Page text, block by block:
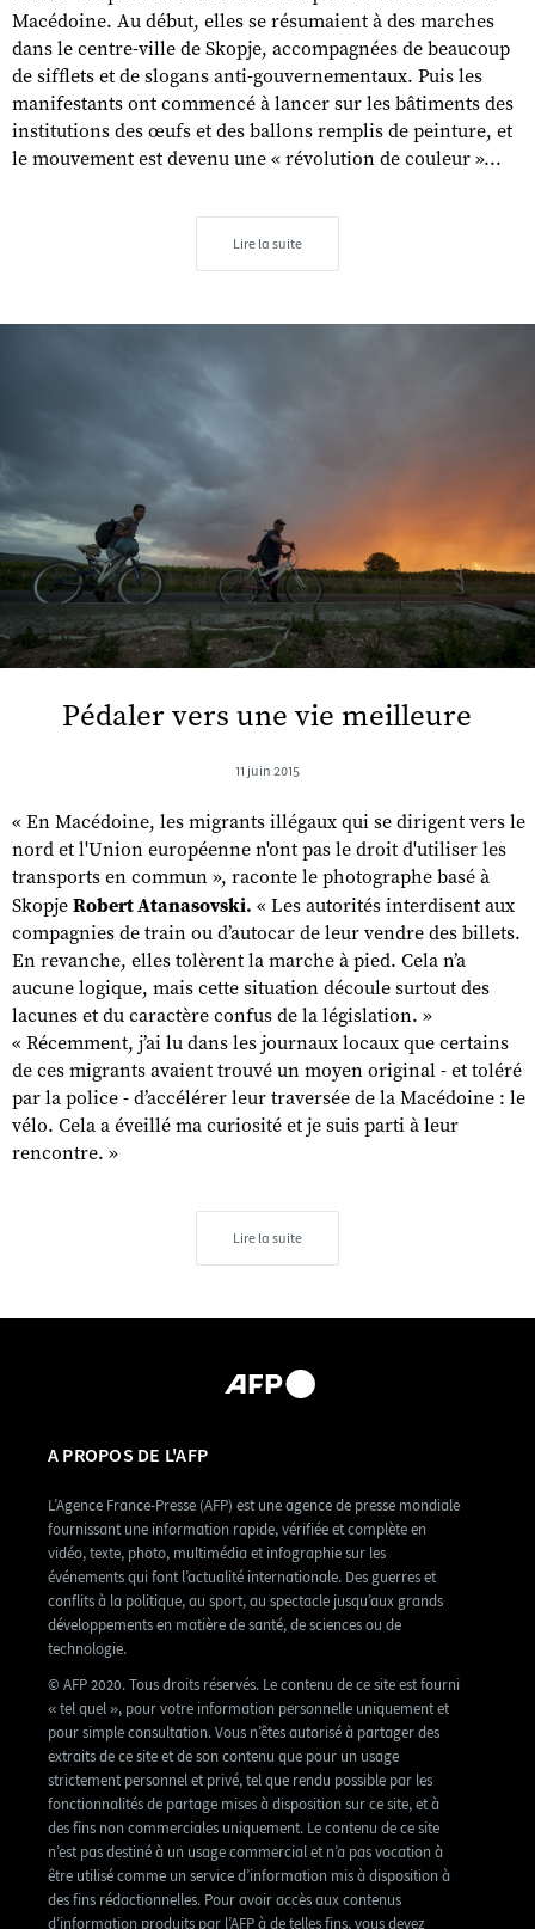
Macédoine. Au début, elles se résumaient à des marches
dans le centre-ville de Skopje, accompagnées de beaucoup
de sifflets et de slogans anti-gouvernementaux. Puis les
manifestants ont commencé à lancer sur les bâtiments des
institutions des œufs et des ballons remplis de peinture, et
le mouvement est devenu une « révolution de couleur »...
Lire la suite
Pédaler vers une vie meilleure
11 juin 2015
« En Macédoine, les migrants illégaux qui se dirigent vers le
nord et l'Union européenne n'ont pas le droit d'utiliser les
transports en commun », raconte le photographe basé à
Skopje Robert Atanasovski. « Les autorités interdisent aux
compagnies de train ou d’autocar de leur vendre des billets.
En revanche, elles tolèrent la marche à pied. Cela n’a
aucune logique, mais cette situation découle surtout des
lacunes et du caractère confus de la législation. »
« Récemment, j’ai lu dans les journaux locaux que certains
de ces migrants avaient trouvé un moyen original - et toléré
par la police - d’accélérer leur traversée de la Macédoine : le
vélo. Cela a éveillé ma curiosité et je suis parti à leur
rencontre. »
Lire la suite
A PROPOS DE L'AFP
L’Agence France-Presse (AFP) est une agence de presse mondiale
fournissant une information rapide, vérifiée et complète en
vidéo, texte, photo, multimédia et infographie sur les
événements qui font l’actualité internationale. Des guerres et
conflits à la politique, au sport, au spectacle jusqu’aux grands
développements en matière de santé, de sciences ou de
technologie.
© AFP 2020. Tous droits réservés. Le contenu de ce site est fourni
« tel quel », pour votre information personnelle uniquement et
pour simple consultation. Vous n’êtes autorisé à partager des
extraits de ce site et de son contenu que pour un usage
strictement personnel et privé, tel que rendu possible par les
fonctionnalités de partage mises à disposition sur ce site, et à
des fins non commerciales uniquement. Le contenu de ce site
n’est pas destiné à un usage commercial et n’a pas vocation à
être utilisé comme un service d’information mis à disposition à
des fins rédactionnelles. Pour avoir accès aux contenus
d’information produits par l’AFP à de telles fins, vous devez